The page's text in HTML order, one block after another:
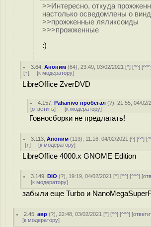
>>Интересно, откуда
настолько осведомлены о
>>прожженные ляликсоиды
>>>прожженные
:)
3.64 ,Аноним (64), 23:49, 03/02/2021 [^] [^^] [^^^
[↑] [к модератору]
LibreOffice ZverDVD
4.157 ,Pahanivo пробегал (?), 21:55, 04/02/
[ответить] [к модератору]
Говносборки не предлагать!
3.113 ,Аноним (113), 11:16, 04/02/2021 [^] [^^] [
[↑] [к модератору]
LibreOffice 4000.x GNOME Edition
3.149 ,DIO (?), 19:19, 04/02/2021 [^] [^^] [^^^] [
[к модератору]
забыли еще Turbo и
2.45 ,авр (?), 22:48, 03/02/2021 [^] [^^] [^^^] [
[к модератору]